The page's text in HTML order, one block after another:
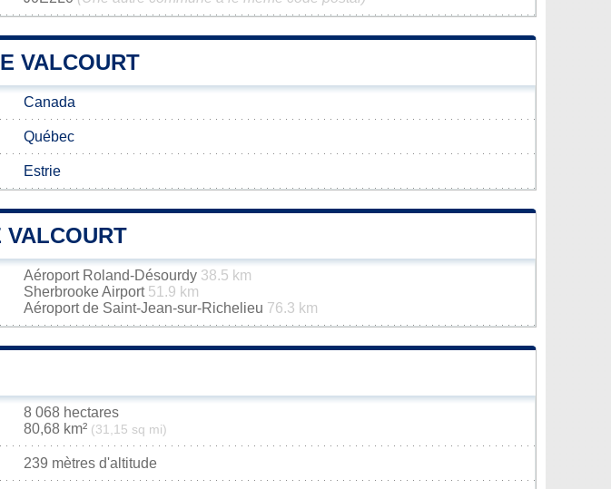
VALCOURT
Canada
Québec
Estrie
VALCOURT
Aéroport Roland-Désourdy 38.5 km
Sherbrooke Airport 51.9 km
Aéroport de Saint-Jean-sur-Richelieu 76.3 km
8 068 hectares
80,68 km² (31,15 sq mi)
239 mètres d'altitude